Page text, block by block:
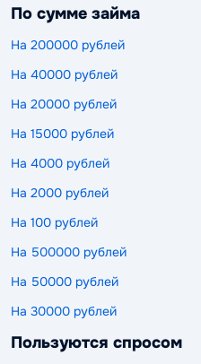
По сумме займа
На 200000 рублей
На 40000 рублей
На 20000 рублей
На 15000 рублей
На 4000 рублей
На 2000 рублей
На 100 рублей
На 500000 рублей
На 50000 рублей
На 30000 рублей
Пользуются спросом